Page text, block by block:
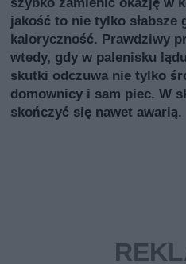
jakość to nie tylko słabsze
kaloryczność. Prawdziwy
wtedy, gdy w palenisku
skutki odczuwa nie tylko
domownicy i sam piec. W
skończyć się nawet awarią.